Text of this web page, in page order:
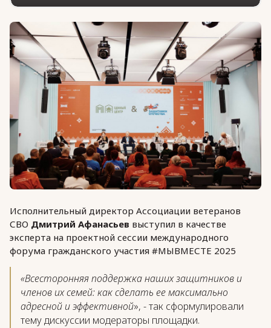
Исполнительный директор Ассоциации ветеранов
СВО Дмитрий Афанасьев выступил в качестве
эксперта на проектной сессии международного
форума гражданского участия #МЫВМЕСТЕ 2025
«Всесторонняя поддержка наших защитников и
членов их семей: как сделать ее максимально
адресной и эффективной», - так сформулировали
тему дискуссии модераторы площадки.